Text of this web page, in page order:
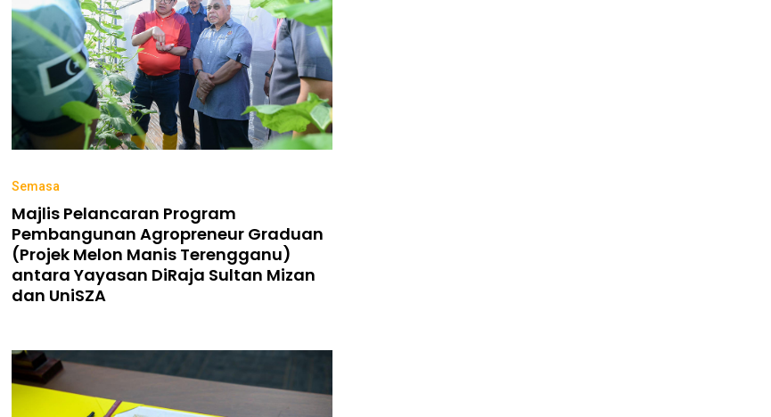
Semasa
Majlis Pelancaran Program
Pembangunan Agropreneur Graduan
(Projek Melon Manis Terengganu)
antara Yayasan DiRaja Sultan Mizan
dan UniSZA